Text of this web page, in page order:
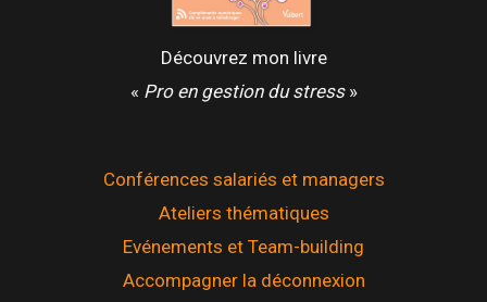
Découvrez mon livre
« Pro en gestion du stress»
Conférences salariés et managers
Ateliers thématiques
Evénements et Team-building
Accompagner la déconnexion